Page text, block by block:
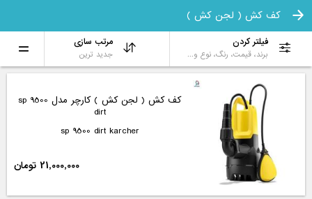
کف کش ( لجن کش )
فیلتر کردن
برند، قیمت، رنگ، نوع و...
مرتب سازی
جدید ترین
کف کش ( لجن کش ) کارچر مدل sp 9500
dirt
sp 9500 dirt karcher
21,000,000 تومان